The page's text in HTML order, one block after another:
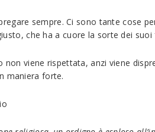
sempre. Ci sono tante cose
che ha a cuore la sorte dei suoi
viene rispettata, anzi viene
maniera forte.